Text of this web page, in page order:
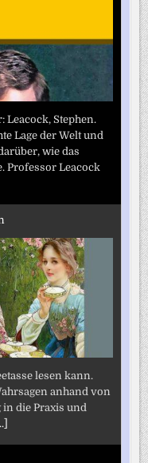
Stephen.
Lage der Welt und
wie das
Professor Leacock
lesen kann.
anhand von
die Praxis und